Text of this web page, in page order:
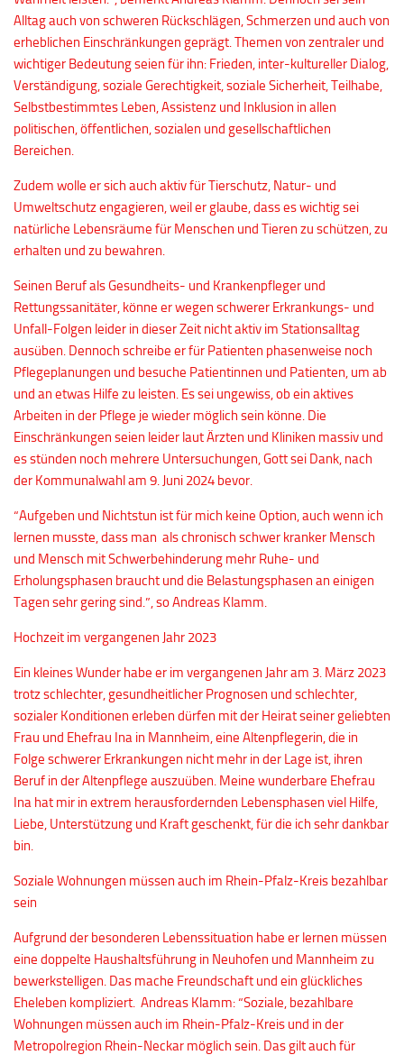
Alltag auch von schweren Rückschlägen, Schmerzen und auch von
erheblichen Einschränkungen geprägt. Themen von zentraler und
wichtiger Bedeutung seien für ihn: Frieden, inter-kultureller Dialog,
Verständigung, soziale Gerechtigkeit, soziale Sicherheit, Teilhabe,
Selbstbestimmtes Leben, Assistenz und Inklusion in allen
politischen, öffentlichen, sozialen und gesellschaftlichen
Bereichen.
Zudem wolle er sich auch aktiv für Tierschutz, Natur- und
Umweltschutz engagieren, weil er glaube, dass es wichtig sei
natürliche Lebensräume für Menschen und Tieren zu schützen, zu
erhalten und zu bewahren.
Seinen Beruf als Gesundheits- und Krankenpfleger und
Rettungssanitäter, könne er wegen schwerer Erkrankungs- und
Unfall-Folgen leider in dieser Zeit nicht aktiv im Stationsalltag
ausüben. Dennoch schreibe er für Patienten phasenweise noch
Pflegeplanungen und besuche Patientinnen und Patienten, um ab
und an etwas Hilfe zu leisten. Es sei ungewiss, ob ein aktives
Arbeiten in der Pflege je wieder möglich sein könne. Die
Einschränkungen seien leider laut Ärzten und Kliniken massiv und
es stünden noch mehrere Untersuchungen, Gott sei Dank, nach
der Kommunalwahl am 9. Juni 2024 bevor.
“Aufgeben und Nichtstun ist für mich keine Option, auch wenn ich
lernen musste, dass man als chronisch schwer kranker Mensch
und Mensch mit Schwerbehinderung mehr Ruhe- und
Erholungsphasen braucht und die Belastungsphasen an einigen
Tagen sehr gering sind.”, so Andreas Klamm.
Hochzeit im vergangenen Jahr 2023
Ein kleines Wunder habe er im vergangenen Jahr am 3. März 2023
trotz schlechter, gesundheitlicher Prognosen und schlechter,
sozialer Konditionen erleben dürfen mit der Heirat seiner geliebten
Frau und Ehefrau Ina in Mannheim, eine Altenpflegerin, die in
Folge schwerer Erkrankungen nicht mehr in der Lage ist, ihren
Beruf in der Altenpflege auszuüben. Meine wunderbare Ehefrau
Ina hat mir in extrem herausfordernden Lebensphasen viel Hilfe,
Liebe, Unterstützung und Kraft geschenkt, für die ich sehr dankbar
bin.
Soziale Wohnungen müssen auch im Rhein-Pfalz-Kreis bezahlbar
sein
Aufgrund der besonderen Lebenssituation habe er lernen müssen
eine doppelte Haushaltsführung in Neuhofen und Mannheim zu
bewerkstelligen. Das mache Freundschaft und ein glückliches
Eheleben kompliziert. Andreas Klamm: “Soziale, bezahlbare
Wohnungen müssen auch im Rhein-Pfalz-Kreis und in der
Metropolregion Rhein-Neckar möglich sein. Das gilt auch für